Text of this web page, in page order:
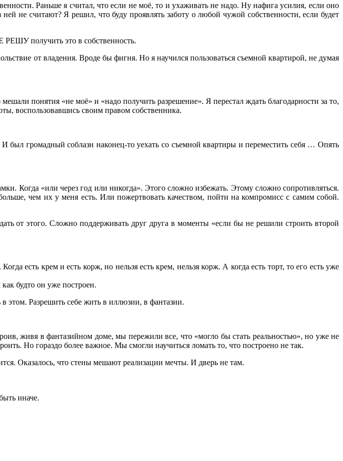
Раньше я считал, что если не моё, то и ухаживать не надо. Ну нафига усилия, если оно
не считают? Я решил, что буду проявлять заботу о любой чужой собственности, если будет
РЕШУ получить это в собственность.
от владения. Вроде бы фигня. Но я научился пользоваться съемной квартирой, не думая
понятия «не моё» и «надо получить разрешение». Я перестал ждать благодарности за то,
воспользовавшись своим правом собственника.
громадный соблазн наконец-то уехать со съемной квартиры и переместить себя … Опять
Когда «или через год или никогда». Этого сложно избежать. Этому сложно сопротивляться.
чем их у меня есть. Или пожертвовать качеством, пойти на компромисс с самим собой.
от этого. Сложно поддерживать друг друга в моменты «если бы не решили строить второй
есть крем и есть корж, но нельзя есть крем, нельзя корж. А когда есть торт, то его есть уже
будто он уже построен.
этом. Разрешить себе жить в иллюзии, в фантазии.
живя в фантазийном доме, мы пережили все, что «могло бы стать реальностью», но уже не
Но гораздо более важное. Мы смогли научиться ломать то, что построено не так.
Оказалось, что стены мешают реализации мечты. И дверь не там.
иначе.